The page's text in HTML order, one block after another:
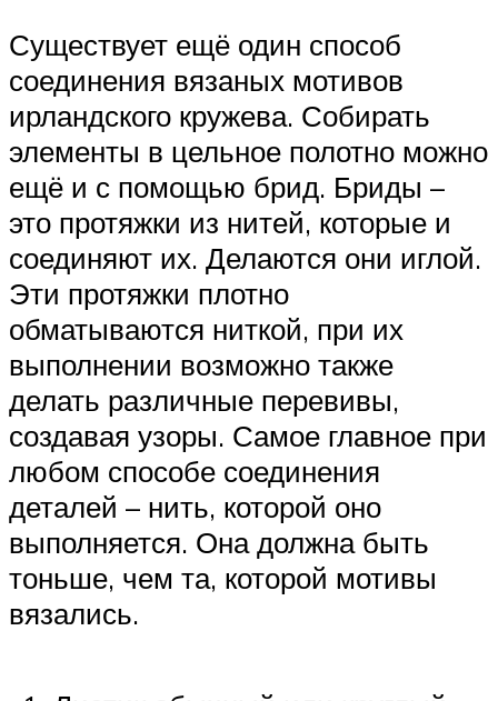
Существует ещё один способ
соединения вязаных мотивов
ирландского кружева. Собирать
элементы в цельное полотно можно
ещё и с помощью брид. Бриды –
это протяжки из нитей, которые и
соединяют их. Делаются они иглой.
Эти протяжки плотно
обматываются ниткой, при их
выполнении возможно также
делать различные перевивы,
создавая узоры. Самое главное при
любом способе соединения
деталей – нить, которой оно
выполняется. Она должна быть
тоньше, чем та, которой мотивы
вязались.